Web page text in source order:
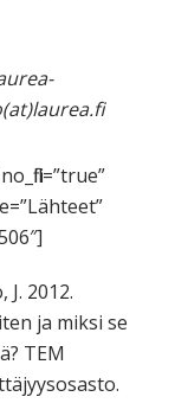
2012.
ja miksi se
TEM